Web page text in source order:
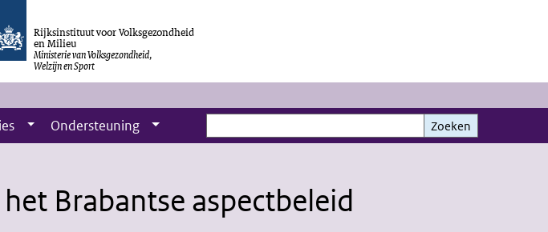
Rijksinstituut voor Volksgezondheid
en Milieu
Ministerie van Volksgezondheid,
Welzijn en Sport
Ondersteuning
Zoeken
Zoeken
Brabantse aspectbeleid